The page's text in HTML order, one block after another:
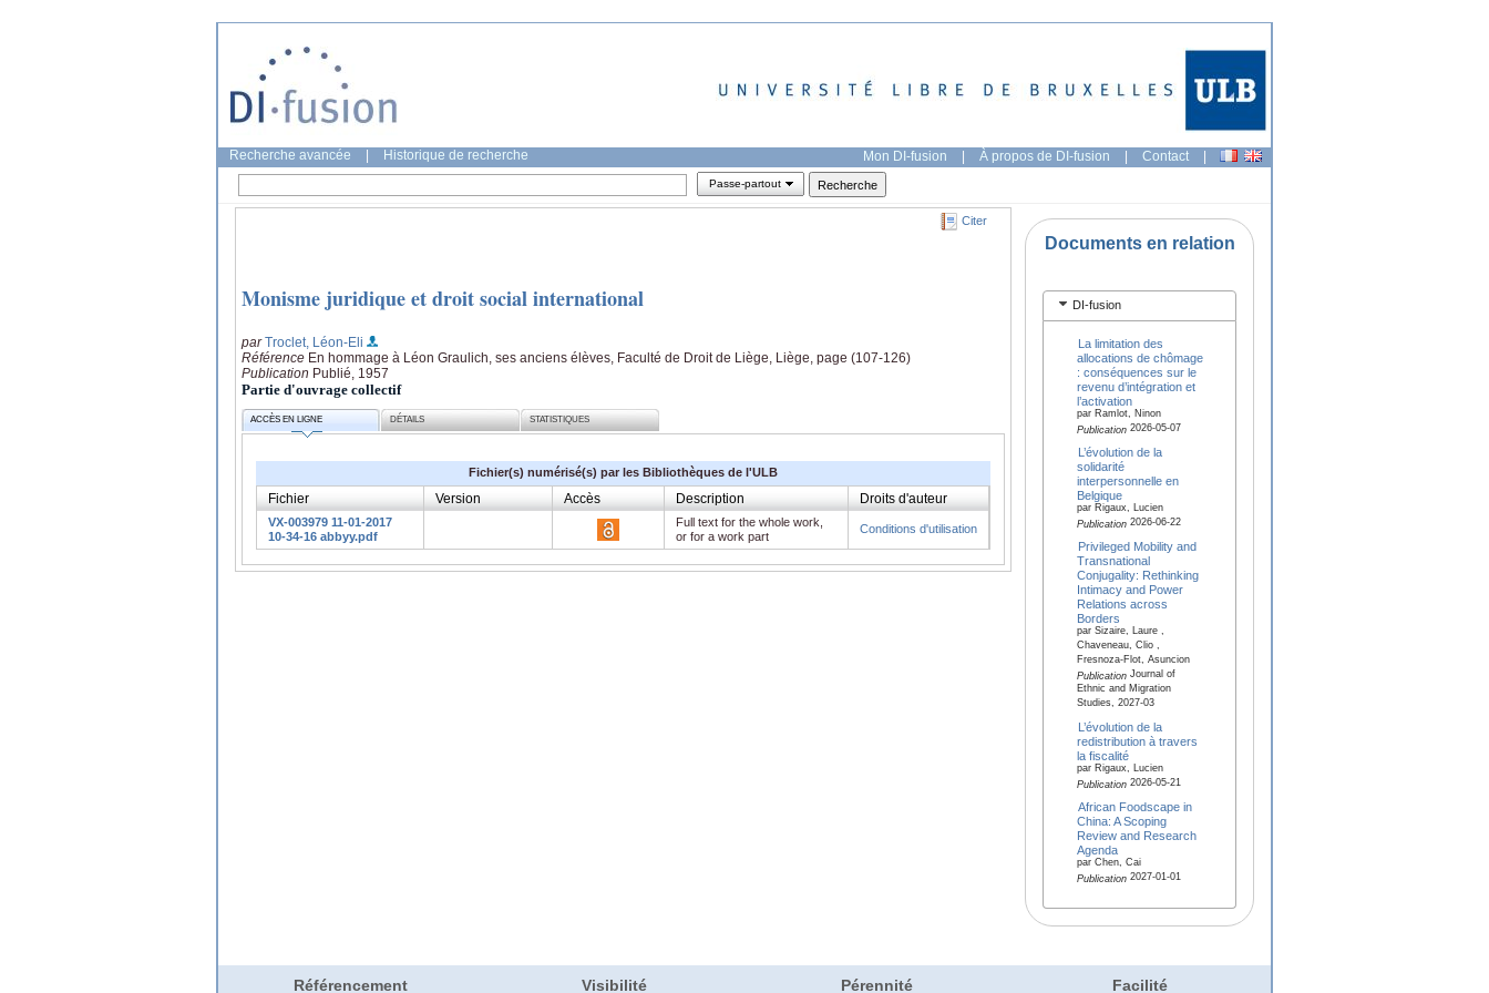
Recherche avancée Historique de recherche Mon DI-fusion | À propos de DI-fusion | Contact |
Passe-partout
Citer
Monisme juridique et droit social international
parTroclet, Léon-Eli
Référence En hommage à Léon Graulich, ses anciens élèves, Faculté de Droit de Liège, Liège, page (107-126)
Publication Publié, 1957
Partie d'ouvrage collectif
ACCÈS EN LIGNE DÉTAILS STATISTIQUES
Fichier(s) numérisé(s) par les Bibliothèques de l'ULB
Fichier Version Accès Description Droits d'auteur
VX-003979 11-01-2017
10-34-16 abbyy.pdf
Full text for the whole work,
or for a work part
Conditions d'utilisation
Documents en relation
DI-fusion
La limitation des
allocations de chômage
: conséquences sur le
revenu d’intégration et
l’activation
par Ramlot, Ninon
Publication2026-05-07
L’évolution de la
solidarité
interpersonnelle en
Belgique
par Rigaux, Lucien
Publication2026-06-22
Privileged Mobility and
Transnational
Conjugality: Rethinking
Intimacy and Power
Relations across
Borders
par Sizaire, Laure ,
Chaveneau, Clio ,
Fresnoza-Flot, Asuncion
PublicationJournal of
Ethnic and Migration
Studies, 2027-03
L’évolution de la
redistribution à travers
la fiscalité
par Rigaux, Lucien
Publication2026-05-21
African Foodscape in
China: A Scoping
Review and Research
Agenda
par Chen, Cai
Publication2027-01-01
Référencement Visibilité Pérennité Facilité